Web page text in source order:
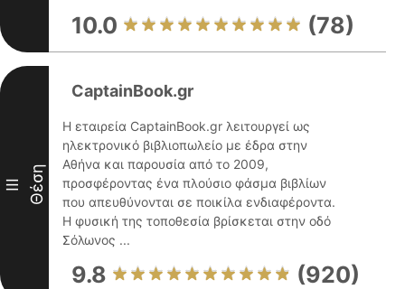
10.0 (78)
III Θέση
CaptainBook.gr
Η εταιρεία CaptainBook.gr λειτουργεί ως
ηλεκτρονικό βιβλιοπωλείο με έδρα στην
Αθήνα και παρουσία από το 2009,
προσφέροντας ένα πλούσιο φάσμα βιβλίων
που απευθύνονται σε ποικίλα ενδιαφέροντα.
Η φυσική της τοποθεσία βρίσκεται στην οδό
Σόλωνος ...
9.8 (920)